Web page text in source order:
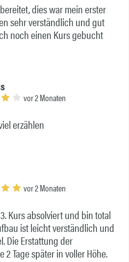
dies war mein erster
sehr verständlich und gut
noch einen Kurs gebucht
vor 2 Monaten
erzählen
vor 2 Monaten
Kurs absolviert und bin total
ist leicht verständlich und
Die Erstattung der
2 Tage später in voller Höhe.